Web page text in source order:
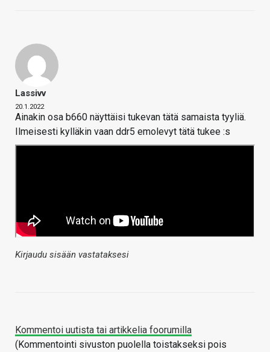
Lassivv
20.1.2022
Ainakin osa b660 näyttäisi tukevan tätä samaista tyyliä.
Ilmeisesti kylläkin vaan ddr5 emolevyt tätä tukee :s
Kirjaudu sisään vastataksesi
Kommentoi uutista tai artikkelia foorumilla
(Kommentointi sivuston puolella toistakseksi pois